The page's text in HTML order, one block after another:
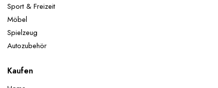
Sport & Freizeit
Möbel
Spielzeug
Autozubehör
Kaufen